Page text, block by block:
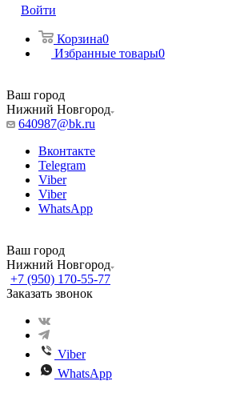
Войти
Корзина0
Избранные товары0
Ваш город
Нижний Новгород
640987@bk.ru
Вконтакте
Telegram
Viber
Viber
WhatsApp
Ваш город
Нижний Новгород
+7 (950) 170-55-77
Заказать звонок
Viber
WhatsApp